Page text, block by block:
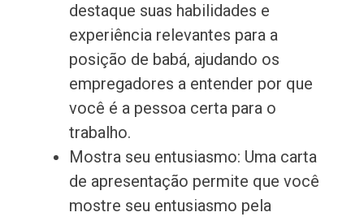
destaque suas habilidades e
experiência relevantes para a
posição de babá, ajudando os
empregadores a entender por que
você é a pessoa certa para o
trabalho.
Mostra seu entusiasmo: Uma carta
de apresentação permite que você
mostre seu entusiasmo pela